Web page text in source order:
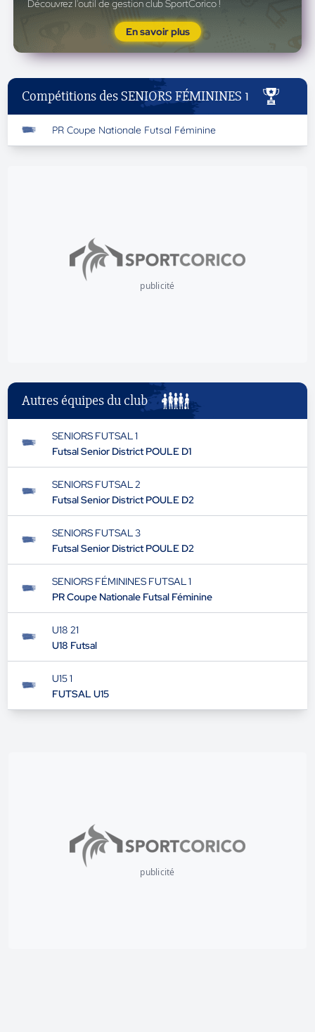
Découvrez l'outil de gestion club SportCorico !
En savoir plus
Compétitions des SENIORS FÉMININES 1
PR Coupe Nationale Futsal Féminine
publicité
Autres équipes du club
SENIORS FUTSAL 1
Futsal Senior District POULE D1
SENIORS FUTSAL 2
Futsal Senior District POULE D2
SENIORS FUTSAL 3
Futsal Senior District POULE D2
SENIORS FÉMININES FUTSAL 1
PR Coupe Nationale Futsal Féminine
U18 21
U18 Futsal
U15 1
FUTSAL U15
publicité